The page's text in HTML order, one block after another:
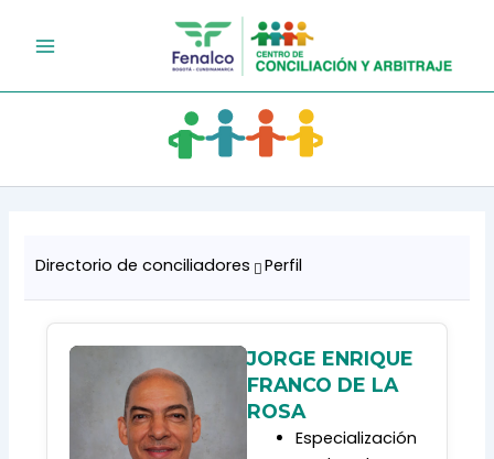
Directorio de conciliadores Perfil
JORGE ENRIQUE
FRANCO DE LA
ROSA
Especialización